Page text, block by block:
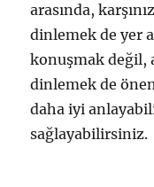
arasında,
dinlemek de yer
konuşmak değil,
dinlemek de
daha iyi
sağlayabilirsiniz.